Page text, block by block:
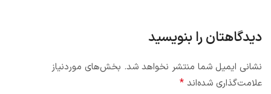
دیدگاهتان را بنویسید
نشانی ایمیل شما منتشر نخواهد شد. بخش‌های موردنیاز
علامت‌گذاری شده‌اند *